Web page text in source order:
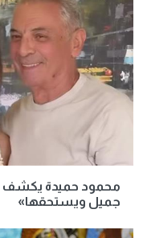
محمود حميدة يكشف
جميل ويستحقها»